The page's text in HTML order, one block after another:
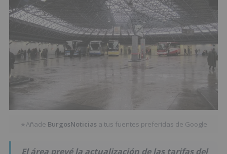
★Añade BurgosNoticias a tus fuentes preferidas de Google
El área prevé la actualización de las tarifas del